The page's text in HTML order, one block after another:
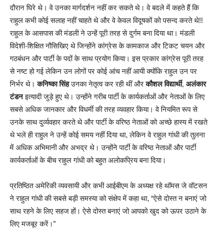
दौरान घिरे थे। वे उनका मार्गदर्शन नहीं कर सकते थे। वे बदले में कहते हैं कि
राहुल कभी कोई सलाह नहीं चाहते थे और वे केवल विदूषकों को पसन्द करते थे!!
राहुल के आसपास की मंडली ने उन्हें पूरी तरह से दुर्गम बना दिया था। मंडली
विदेशी-शिक्षित नौसिखिए थे जिन्होंने कांग्रेस के कामकाज और टिकट चयन और
गठबंधन और पार्टी के पदों के साथ प्रयोग किया। इस प्रकार कांग्रेस पूरी तरह
से नष्ट हो गई लेकिन उन लोगों पर कोई आंच नहीं आयी क्योंकि राहुल उन पर
निर्भर थे।कनिष्का सिंहउनका नेतृत्व कर रही थीं औरकौशल विद्यार्थी, अलंकार
टंडनइत्यादी जुड़े हुए थे। उन्होंने गरीब पार्टी के कार्यकर्ताओं और नेताओं के लिए
सबसे अधिक जानकार और विधर्मी की तरह व्यवहार किया। वे नियमित रूप से
उनके साथ दुर्व्यवहार करते थे और पार्टी के वरिष्ठ नेताओं को अच्छे हास्य में रखते
थे भले ही राहुल ने उन्हें कोई समय नहीं दिया था, लेकिन वे राहुल गांधी की तुलना
में अधिक अभिमानी और अभद्र थे। उन्होंने पार्टी के वरिष्ठ नेताओं और पार्टी
कार्यकर्ताओं के बीच राहुल गांधी को बहुत अलोकप्रिय बना दिया।
प्रतिष्ठित अमेरिकी व्यवसायी और कभी आईबीएम के अध्यक्ष रहे थॉमस जे वॉटसन
ने राहुल गांधी की सबसे बड़ी समस्या को संक्षेप में कहा था, “ऐसे दोस्त न बनाएं जो
साथ रहने के लिए सहज हों। ऐसे दोस्त बनाएं जो आपको खुद को ऊपर उठाने के
लिए मजबूर करें।”